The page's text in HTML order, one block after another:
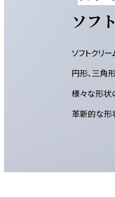
ソフ
ソフトクリ
円形、三角
様々な形状
革新的な形